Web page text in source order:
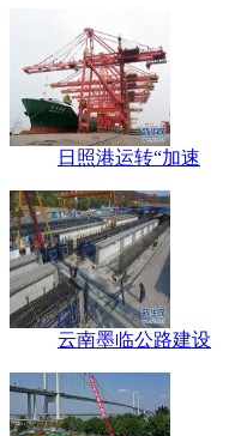
日照港运转“加速
云南墨临公路建设